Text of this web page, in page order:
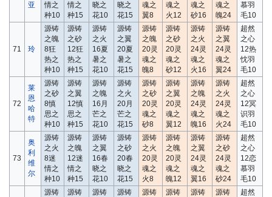
亚
情之
种10
情之
种15
晓之
花10
晓之
花15
魂之
翼8
魂之
火12
魂之
砂16
魂之
魄24
慕羽
毛10
71 玲
源铸
之魄
8狂
热之
种10
源铸
之砂
12狂
热之
种15
源铸
之火
16夏
暑之
花10
源铸
之翼
20夏
暑之
花15
源铸
之魄
20灵
魂之
魄8
源铸
之砂
20灵
魂之
砂12
源铸
之火
24灵
魂之
火16
源铸
之翼
24灵
魂之
翼24
超然
之心
12热
忱羽
毛10
72
莱
恩
哈
特
源铸
之砂
8慎
思之
种10
源铸
之翼
12慎
思之
种15
源铸
之魄
16月
芒之
花10
源铸
之火
20月
芒之
花15
源铸
之砂
20灵
魂之
砂8
源铸
之翼
20灵
魂之
翼12
源铸
之魄
24灵
魂之
魄16
源铸
之火
24灵
魂之
火24
超然
之心
12冥
识羽
毛10
73
奥
利
维
尔
源铸
之火
8迷
情之
种10
源铸
之魄
12迷
情之
种15
源铸
之翼
16春
晓之
花10
源铸
之砂
20春
晓之
花15
源铸
之火
20灵
魂之
火8
源铸
之魄
20灵
魂之
魄12
源铸
之翼
24灵
魂之
翼16
源铸
之砂
24灵
魂之
砂24
超然
之心
12恋
慕羽
毛10
源铸
源铸
源铸
源铸
源铸
源铸
源铸
源铸
超然